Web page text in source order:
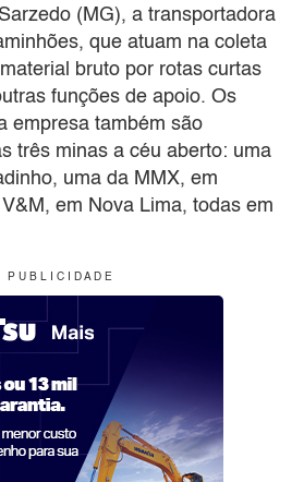
(MG), a transportadora
que atuam na coleta
bruto por rotas curtas
funções de apoio. Os
empresa também são
três minas a céu aberto: uma
uma da MMX, em
em Nova Lima, todas em
P U B L I C I D A D E